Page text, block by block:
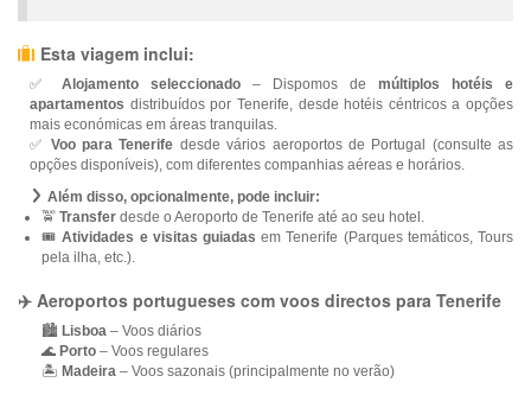
Esta viagem inclui:
✅ Alojamento seleccionado – Dispomos de múltiplos hotéis e
apartamentos distribuídos por Tenerife, desde hotéis céntricos a opções
mais económicas em áreas tranquilas.
✅ Voo para Tenerife desde vários aeroportos de Portugal (consulte as
opções disponíveis), com diferentes companhias aéreas e horários.
Além disso, opcionalmente, pode incluir:
🚖 Transfer desde o Aeroporto de Tenerife até ao seu hotel.
🎟️Atividades e visitas guiadas em Tenerife (Parques temáticos, Tours
pela ilha, etc.).
✈️ Aeroportos portugueses com voos directos para Tenerife
🏙️ Lisboa – Voos diários
🌊 Porto – Voos regulares
🏝️ Madeira – Voos sazonais (principalmente no verão)